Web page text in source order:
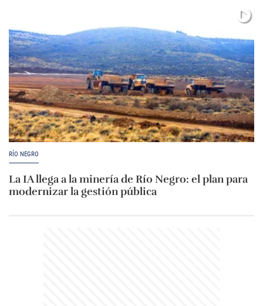
RÍO NEGRO
La IA llega a la minería de Río Negro: el plan para
modernizar la gestión pública